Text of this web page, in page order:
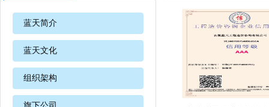
蓝天简介
蓝天文化
组织架构